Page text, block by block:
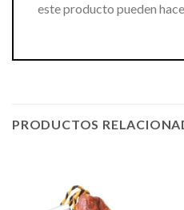
este producto pueden
PRODUCTOS